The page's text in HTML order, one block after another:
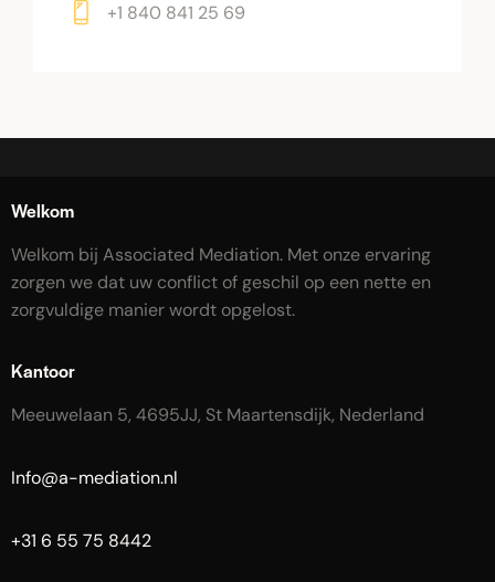
+1 840 841 25 69
Welkom
Welkom bij Associated Mediation. Met onze ervaring
zorgen we dat uw conflict of geschil op een nette en
zorgvuldige manier wordt opgelost.
Kantoor
Meeuwelaan 5, 4695JJ, St Maartensdijk, Nederland
Info@a-mediation.nl
+31 6 55 75 8442